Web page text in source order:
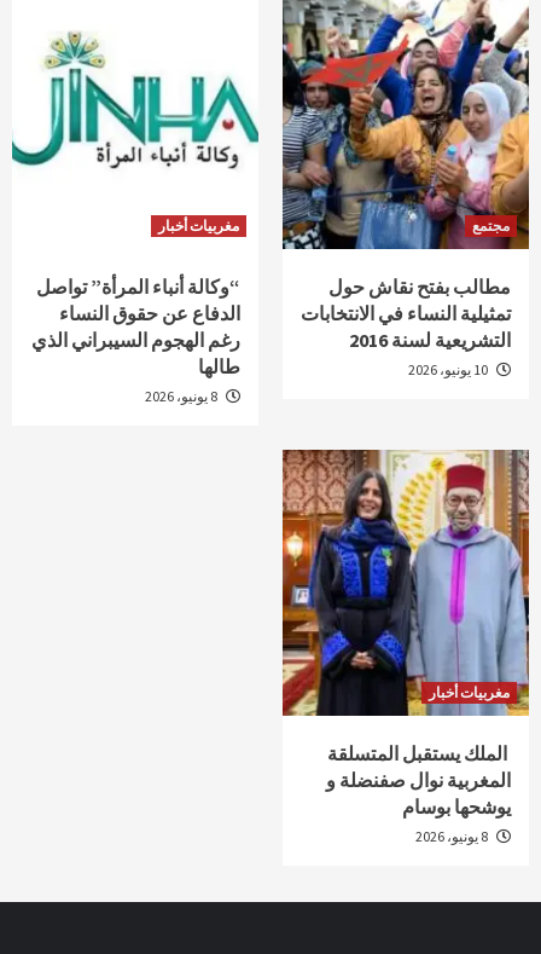
مجتمع
مطالب بفتح نقاش حول
تمثيلية النساء في الانتخابات
التشريعية لسنة 2016
مغربيات أخبار
“وكالة أنباء المرأة” تواصل
الدفاع عن حقوق النساء
رغم الهجوم السيبراني الذي
طالها
مغربيات أخبار
الملك يستقبل المتسلقة
المغربية نوال صفنضلة و
يوشحها بوسام